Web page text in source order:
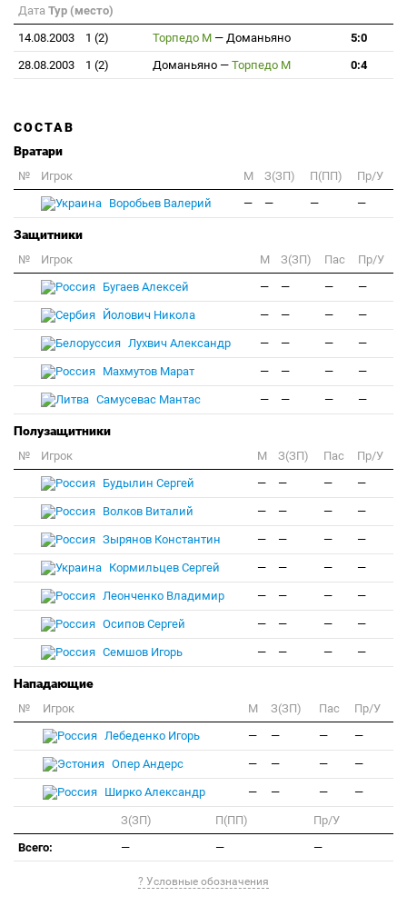
Дата Тур (место)
14.08.2003
1 (2) Торпедо М — Доманьяно
5:0
28.08.2003
1 (2) Доманьяно — Торпедо М 0:4
СОСТАВ
Вратари
№ Игрок M З(ЗП) П(ПП)
Пр/У
Воробьев Валерий
— — — —
Защитники
№ Игрок M З(ЗП) Пас
Пр/У
Бугаев Алексей
— — — —
Йолович Никола — — — —
Лухвич Александр — — — —
Махмутов Марат — — — —
Самусевас Мантас — — — —
Полузащитники
№ Игрок M З(ЗП) Пас
Пр/У
Будылин Сергей
— — — —
Волков Виталий — — — —
Зырянов Константин — — — —
Кормильцев Сергей — — — —
Леонченко Владимир — — — —
Осипов Сергей — — — —
Семшов Игорь — — — —
Нападающие
№ Игрок M З(ЗП) Пас
Пр/У
Лебеденко Игорь
— — — —
Опер Андерс — — — —
Ширко Александр — — — —
З(ЗП) П(ПП)
Пр/У
Всего:
— — —
? Условные обозначения